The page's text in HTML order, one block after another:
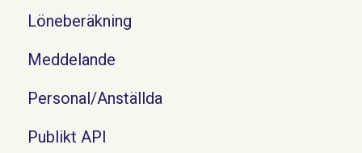
Löneberäkning
Meddelande
Personal/Anställda
Publikt API